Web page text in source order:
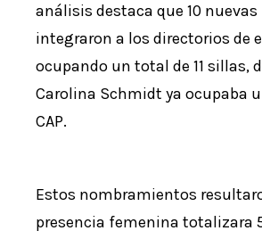
análisis destaca que 10 nuevas
integraron a los directorios de
ocupando un total de 11 sillas,
Carolina Schmidt ya ocupaba
CAP.
Estos nombramientos
presencia femenina totalizara